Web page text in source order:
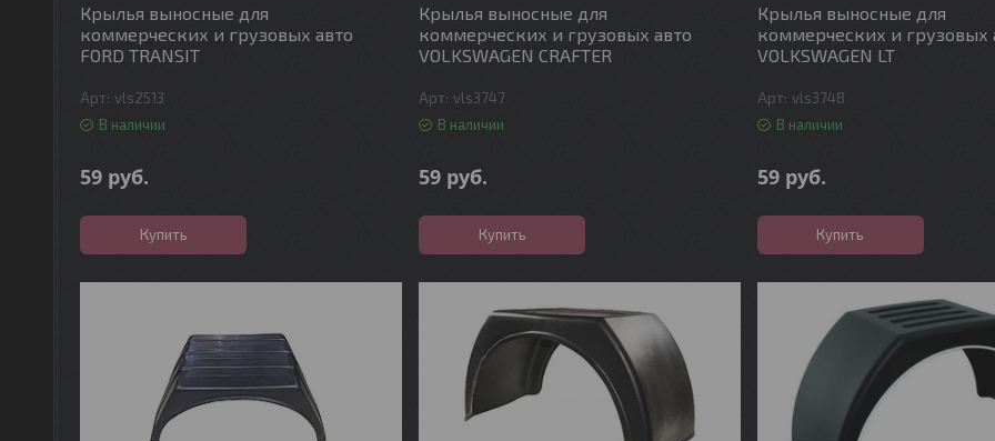
Крылья выносные для
коммерческих и грузовых авто
FORD TRANSIT
vls2513
В наличии
59 руб.
Купить
Крылья выносные для
коммерческих и грузовых авто
VOLKSWAGEN CRAFTER
vls3747
В наличии
59 руб.
Купить
Крылья выносные для
коммерческих и грузовых
VOLKSWAGEN LT
vls3748
В наличии
59 руб.
Купить